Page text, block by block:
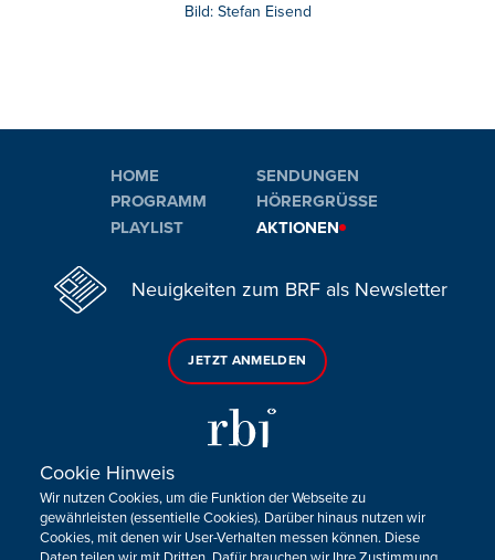
Bild: Stefan Eisend
HOME
PROGRAMM
PLAYLIST
SENDUNGEN
HÖRERGRÜSSE
AKTIONEN
Neuigkeiten zum BRF als Newsletter
JETZT ANMELDEN
Sie haben noch Fragen oder Anmerkungen?
KONTAKTIEREN SIE UNS!
Cookie Hinweis
Wir nutzen Cookies, um die Funktion der Webseite zu
gewährleisten (essentielle Cookies). Darüber hinaus nutzen wir
Cookies, mit denen wir User-Verhalten messen können. Diese